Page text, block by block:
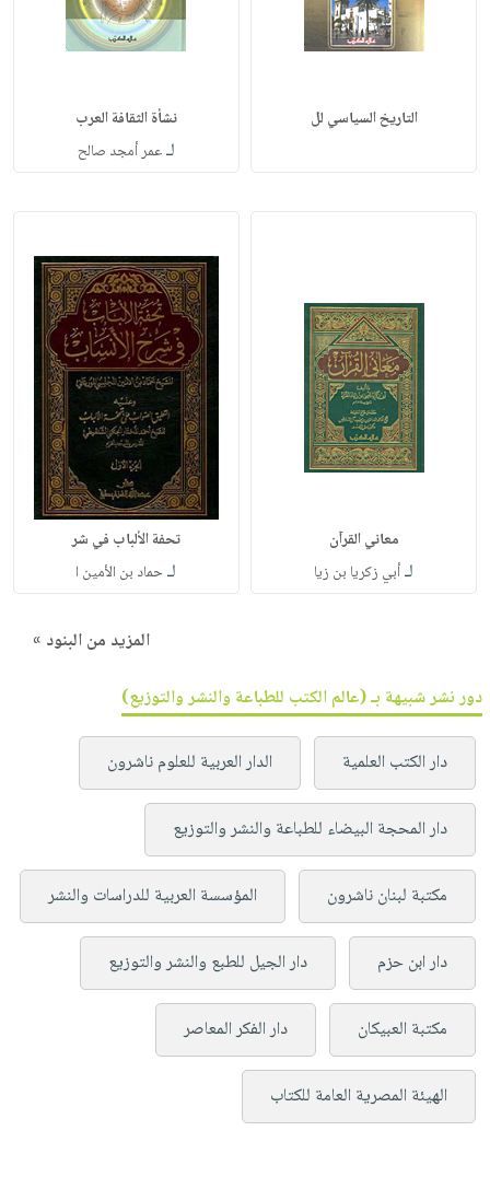
التاريخ السياسي لل نشأة الثقافة العرب
لـعمر أمجد صالح
معاني القرآن
لـأبي زكريا بن زيا
تحفة الألباب في شر
لـحماد بن الأمين ا
المزيد من البنود »
دور نشر شبيهة بـ (عالم الكتب للطباعة والنشر والتوزيع)
دار الكتب العلمية الدار العربية للعلوم ناشرون
دار المحجة البيضاء للطباعة والنشر والتوزيع
مكتبة لبنان ناشرون المؤسسة العربية للدراسات والنشر
دار ابن حزم دار الجيل للطبع والنشر والتوزيع
مكتبة العبيكان دار الفكر المعاصر
الهيئة المصرية العامة للكتاب